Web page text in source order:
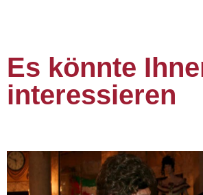
Es könnte
interessieren